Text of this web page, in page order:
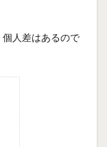
人差はあるので